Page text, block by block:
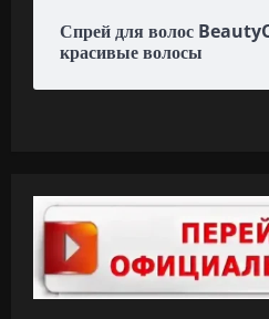
Спрей для волос
красивые волосы